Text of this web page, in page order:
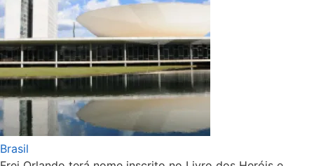
Brasil